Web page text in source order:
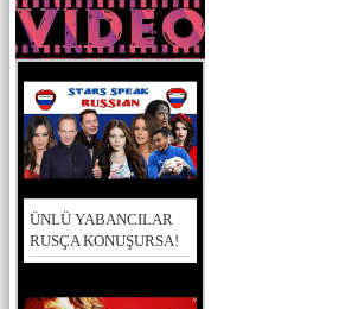
ÜNLÜ YABANCILAR
RUSÇA KONUŞURSA!